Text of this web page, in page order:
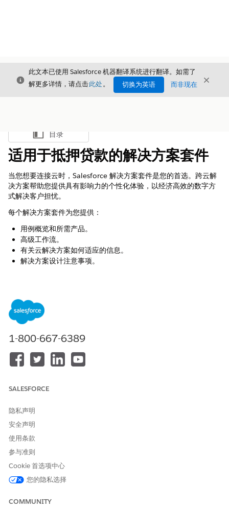
关闭
此文本已使用 Salesforce 机器翻译系统进行翻译。如需了
解更多详情，请点击此处。 切换为英语 而非现在 关闭
显示目录
目录
适用于抵押贷款的解决方案套件
当您想要连接云时，Salesforce 解决方案套件是您的首选。跨云解
决方案帮助您提供具有影响力的个性化体验，以经济高效的数字方
式解决客户担忧。
每个解决方案套件为您提供：
用例概览和所需产品。
高级工作流。
有关云解决方案如何适应的信息。
解决方案设计注意事项。
对于管理员，我们会提供信息来帮助部署功能，以便您可以提供体
验，减轻不堪重负的员工的负担。与遇到跨云困境的任何人共享这
些工具包。
Salesforce 帮助：贷款偿付解决方案套件
1-800-667-6389
SALESFORCE
隐私声明
安全声明
使用条款
参与准则
Cookie 首选项中心
您的隐私选择
COMMUNITY